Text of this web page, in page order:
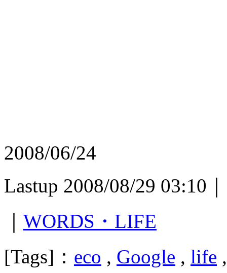
2008/06/24
Lastup 2008/08/29 03:10
WORDS・LIFE
[Tags]： eco , Google , life